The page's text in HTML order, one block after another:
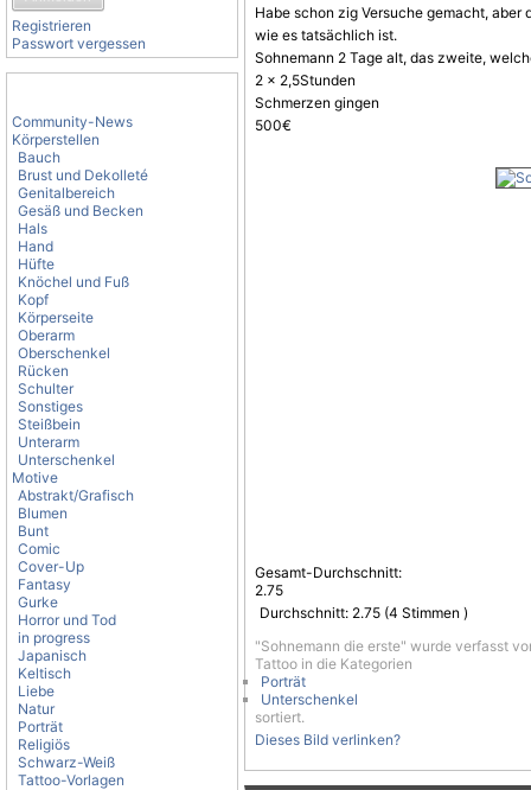
Registrieren
Passwort vergessen
Community-News
Körperstellen
Bauch
Brust und Dekolleté
Genitalbereich
Gesäß und Becken
Hals
Hand
Hüfte
Knöchel und Fuß
Kopf
Körperseite
Oberarm
Oberschenkel
Rücken
Schulter
Sonstiges
Steißbein
Unterarm
Unterschenkel
Motive
Abstrakt/Grafisch
Blumen
Bunt
Comic
Cover-Up
Fantasy
Gurke
Horror und Tod
in progress
Japanisch
Keltisch
Liebe
Natur
Porträt
Religiös
Schwarz-Weiß
Tattoo-Vorlagen
Habe schon zig Versuche gemacht, aber
wie es tatsächlich ist.
Sohnemann 2 Tage alt, das zweite,
2 x 2,5Stunden
Schmerzen gingen
500€
Gesamt-Durchschnitt:
2.75
Durchschnitt: 2.75 (4 Stimmen )
"Sohnemann die erste" wurde verfasst
Tattoo in die Kategorien
Porträt
Unterschenkel
sortiert.
Dieses Bild verlinken?